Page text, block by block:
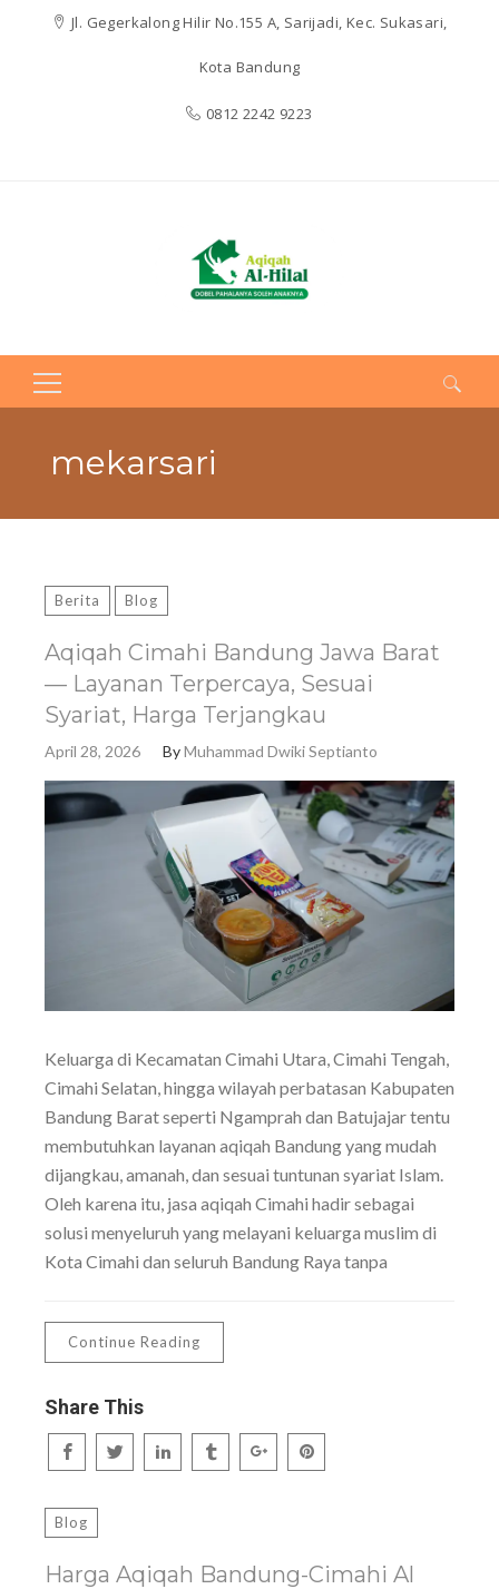
Jl. Gegerkalong Hilir No.155 A, Sarijadi, Kec. Sukasari,
Kota Bandung
0812 2242 9223
Search
mekarsari
Berita Blog
Aqiqah Cimahi Bandung Jawa Barat
— Layanan Terpercaya, Sesuai
Syariat, Harga Terjangkau
April 28, 2026 ByMuhammad Dwiki Septianto
Keluarga di Kecamatan Cimahi Utara, Cimahi Tengah,
Cimahi Selatan, hingga wilayah perbatasan Kabupaten
Bandung Barat seperti Ngamprah dan Batujajar tentu
membutuhkan layanan aqiqah Bandung yang mudah
dijangkau, amanah, dan sesuai tuntunan syariat Islam.
Oleh karena itu, jasa aqiqah Cimahi hadir sebagai
solusi menyeluruh yang melayani keluarga muslim di
Kota Cimahi dan seluruh Bandung Raya tanpa
Continue Reading
Share This
Blog
Harga Aqiqah Bandung-Cimahi Al